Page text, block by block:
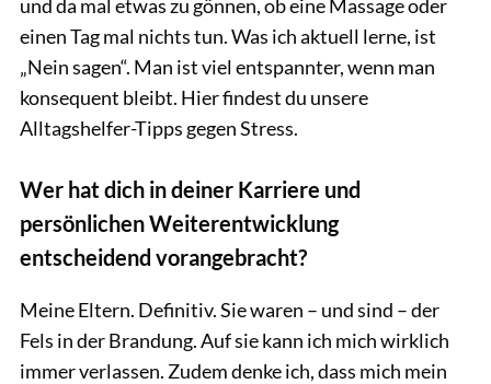
und da mal etwas zu gönnen, ob eine Massage oder
einen Tag mal nichts tun. Was ich aktuell lerne, ist
„Nein sagen“. Man ist viel entspannter, wenn man
konsequent bleibt. Hier findest du unsere
Alltagshelfer-Tipps gegen Stress.
Wer hat dich in deiner Karriere und
persönlichen Weiterentwicklung
entscheidend vorangebracht?
Meine Eltern. Definitiv. Sie waren – und sind – der
Fels in der Brandung. Auf sie kann ich mich wirklich
immer verlassen. Zudem denke ich, dass mich mein